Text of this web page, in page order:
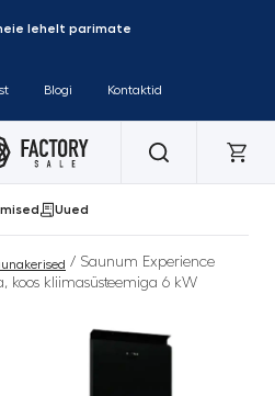
lehelt parimate
Blogi Kontaktid
Uued
/ Saunum Experience
koos kliimasüsteemiga 6 kW